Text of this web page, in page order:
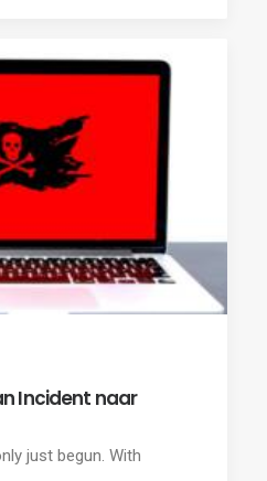
Incident naar
just begun. With